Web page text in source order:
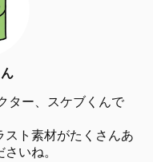
ター、スケブくんで
スト素材がたくさんあ
いね。